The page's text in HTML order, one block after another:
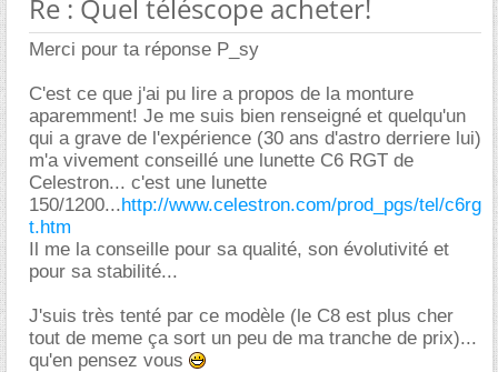
Re : Quel téléscope acheter!
Merci pour ta réponse P_sy
C'est ce que j'ai pu lire a propos de la monture
aparemment! Je me suis bien renseigné et quelqu'un
qui a grave de l'expérience (30 ans d'astro derriere lui)
m'a vivement conseillé une lunette C6 RGT de
Celestron... c'est une lunette
150/1200...http://www.celestron.com/prod_pgs/tel/c6rg
t.htm
Il me la conseille pour sa qualité, son évolutivité et
pour sa stabilité...
J'suis très tenté par ce modèle (le C8 est plus cher
tout de meme ça sort un peu de ma tranche de prix)...
qu'en pensez vous